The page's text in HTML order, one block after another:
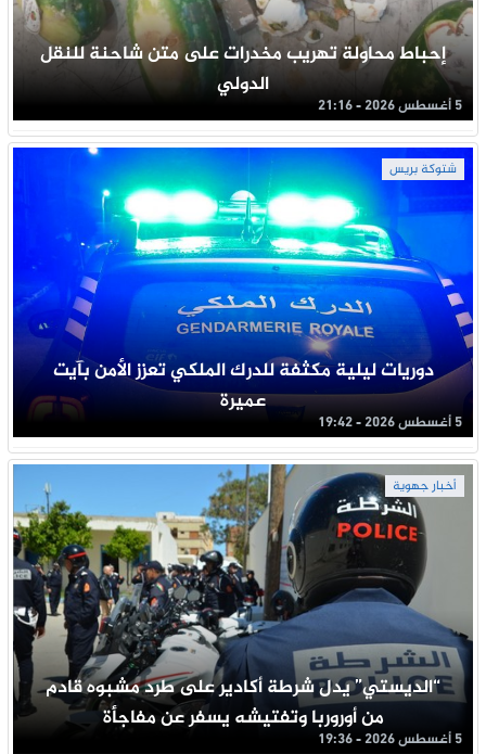
إحباط محاولة تهريب مخدرات على متن شاحنة للنقل
الدولي
5 أغسطس 2026 - 21:16
شتوكة بريس
دوريات ليلية مكثفة للدرك الملكي تعزز الأمن بآيت
عميرة
5 أغسطس 2026 - 19:42
أخبار جهوية
“الديستي” يدل شرطة أكادير على طرد مشبوه قادم
من أوروربا وتفتيشه يسفر عن مفاجأة
5 أغسطس 2026 - 19:36